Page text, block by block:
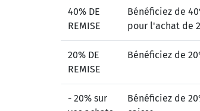
40% DE
REMISE
Bénéficiez de
pour l'achat de
20% DE
REMISE
Bénéficiez de
- 20% sur
Bénéficiez de